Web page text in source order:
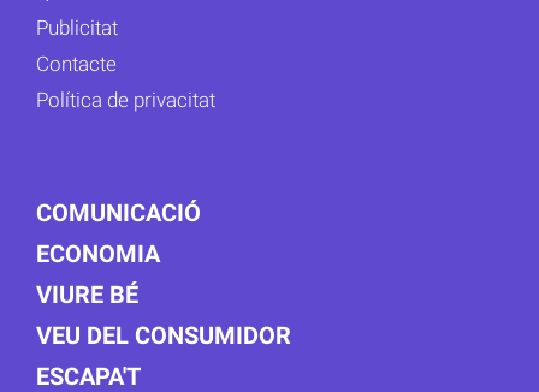
Publicitat
Contacte
Política de privacitat
COMUNICACIÓ
ECONOMIA
VIURE BÉ
VEU DEL CONSUMIDOR
ESCAPA'T